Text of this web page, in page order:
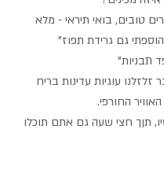
טובים, בואי תיראי - מלא
גם גרידת תפוז"
תבניות"
עוגיות עדינות בריח
החורפי.
תןך חצי שעה גם אתם תוכלו